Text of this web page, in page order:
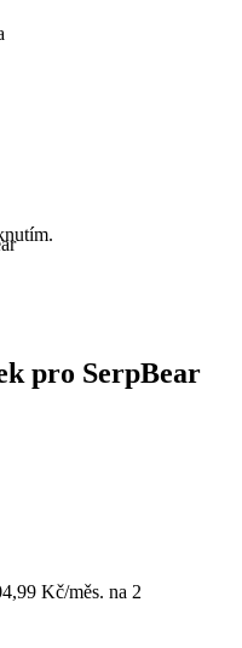
pro SerpBear
Kč/měs. na 2